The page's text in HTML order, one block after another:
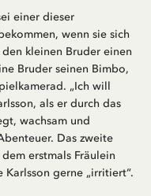
einer dieser
wenn sie sich
kleinen Bruder einen
Bruder seinen Bimbo,
„Ich will
als er durch das
wachsam und
Das zweite
erstmals Fräulein
gerne „irritiert“.